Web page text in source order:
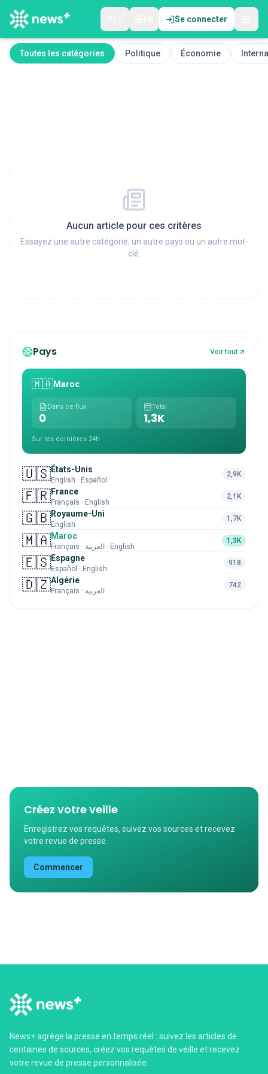
Se connecter
Toutes les catégories Politique Économie
Aucun article pour ces critères
Essayez une autre catégorie, un autre pays ou un autre mot-
clé.
Pays Voir tout
🇲🇦Maroc
Dans ce flux
0
Total
1,3K
Sur les dernières 24h
🇺🇸États-Unis
English · Español
2,9K
🇫🇷France
Français · English
2,1K
🇬🇧Royaume-Uni
English
1,7K
🇲🇦Maroc
Français · العربية · English
1,3K
🇪🇸Espagne
Español · English
918
🇩🇿Algérie
Français · العربية
742
Créez votre veille
Enregistrez vos requêtes, suivez vos sources et recevez
votre revue de presse.
Commencer
News+ agrège la presse en temps réel : suivez les articles de
centaines de sources, créez vos requêtes de veille et recevez
votre revue de presse personnalisée.